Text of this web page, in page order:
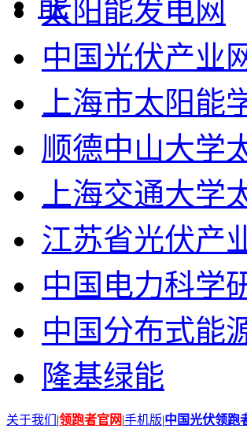
太阳能发电网
中国光伏产业
上海市太阳能
顺德中山大学
上海交通大学
江苏省光伏产
中国电力科学
中国分布式能
隆基绿能
关于我们 |领跑者官网|手机版|中国光伏领跑